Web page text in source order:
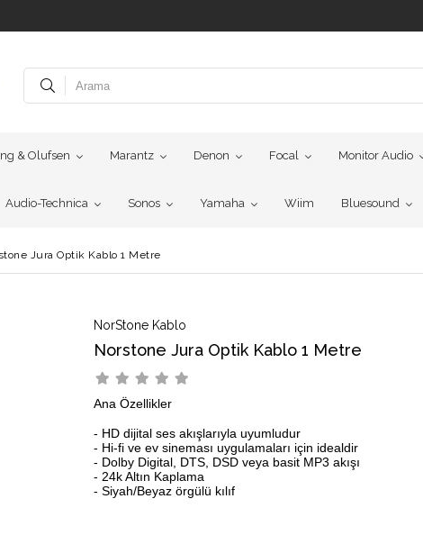
& Olufsen Marantz Denon Focal Monitor Audio
Audio-Technica Sonos Yamaha Wiim Bluesound
Jura Optik Kablo 1 Metre
NorStone Kablo
Norstone Jura Optik Kablo 1 Metre
Ana Özellikler
- HD dijital ses akışlarıyla uyumludur
- Hi-fi ve ev sineması uygulamaları için idealdir
- Dolby Digital, DTS, DSD veya basit MP3 akışı
- 24k Altın Kaplama
- Siyah/Beyaz örgülü kılıf